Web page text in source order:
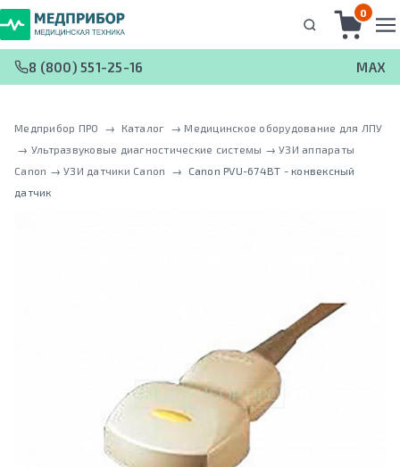
0
8 (800) 551-25-16 MAX
Медприбор ПРО → Каталог → Медицинское оборудование для ЛПУ
→ Ультразвуковые диагностические системы → УЗИ аппараты
Canon → УЗИ датчики Canon →
Canon PVU-674BT - конвексный
датчик